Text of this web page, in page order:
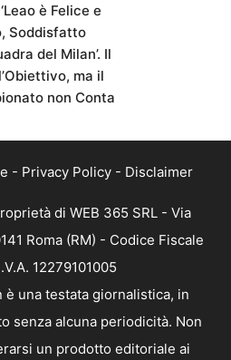
è Felice e
Soddisfatto
del Milan’. Il
ma il
non Conta
- Privacy Policy - Disclaimer
di WEB 365 SRL - Via
Roma (RM) - Codice Fiscale
12279101005
è una testata giornalistica, in
senza alcuna periodicità. Non
un prodotto editoriale ai